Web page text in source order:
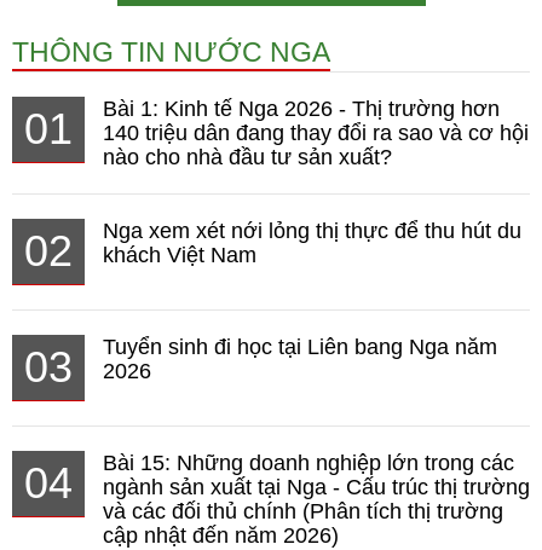
THÔNG TIN NƯỚC NGA
01
Bài 1: Kinh tế Nga 2026 - Thị trường hơn
140 triệu dân đang thay đổi ra sao và cơ hội
nào cho nhà đầu tư sản xuất?
02
Nga xem xét nới lỏng thị thực để thu hút du
khách Việt Nam
03
Tuyển sinh đi học tại Liên bang Nga năm
2026
04
Bài 15: Những doanh nghiệp lớn trong các
ngành sản xuất tại Nga - Cấu trúc thị trường
và các đối thủ chính (Phân tích thị trường
cập nhật đến năm 2026)